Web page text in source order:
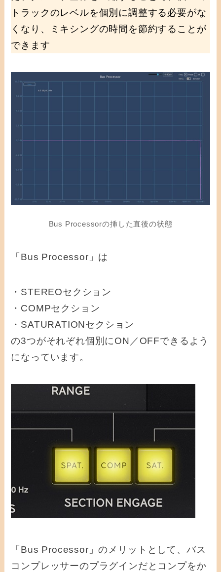
トラックのレベルを個別に調整する必要がな
くなり、ミキシングの時間を節約することが
できます
Bus Processorの挿した直後の状態
「Bus Processor」は
・STEREOセクション
・COMPセクション
・SATURATIONセクション
の3つがそれぞれ個別にON／OFFできるよう
になっています。
「Bus Processor」のメリットとして、バス
コンプレッサーのプラグインだとコンプをか